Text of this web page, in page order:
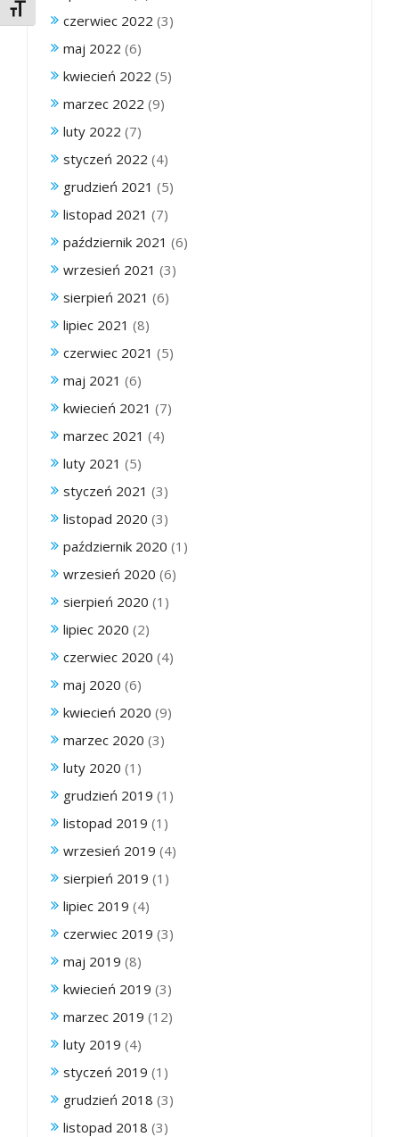
Toggle Font sizeczerwiec 2022 (3)
maj 2022 (6)
kwiecień 2022 (5)
marzec 2022 (9)
luty 2022 (7)
styczeń 2022 (4)
grudzień 2021 (5)
listopad 2021 (7)
październik 2021 (6)
wrzesień 2021 (3)
sierpień 2021 (6)
lipiec 2021 (8)
czerwiec 2021 (5)
maj 2021 (6)
kwiecień 2021 (7)
marzec 2021 (4)
luty 2021 (5)
styczeń 2021 (3)
listopad 2020 (3)
październik 2020 (1)
wrzesień 2020 (6)
sierpień 2020 (1)
lipiec 2020 (2)
czerwiec 2020 (4)
maj 2020 (6)
kwiecień 2020 (9)
marzec 2020 (3)
luty 2020 (1)
grudzień 2019 (1)
listopad 2019 (1)
wrzesień 2019 (4)
sierpień 2019 (1)
lipiec 2019 (4)
czerwiec 2019 (3)
maj 2019 (8)
kwiecień 2019 (3)
marzec 2019 (12)
luty 2019 (4)
styczeń 2019 (1)
grudzień 2018 (3)
listopad 2018 (3)